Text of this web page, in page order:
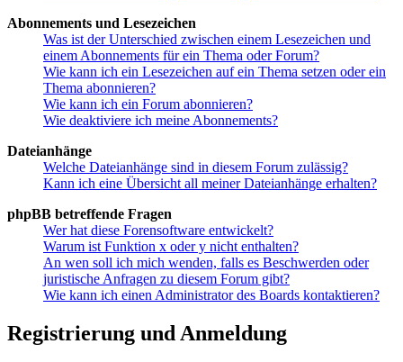
Abonnements und Lesezeichen
Was ist der Unterschied zwischen einem Lesezeichen und
einem Abonnements für ein Thema oder Forum?
Wie kann ich ein Lesezeichen auf ein Thema setzen oder ein
Thema abonnieren?
Wie kann ich ein Forum abonnieren?
Wie deaktiviere ich meine Abonnements?
Dateianhänge
Welche Dateianhänge sind in diesem Forum zulässig?
Kann ich eine Übersicht all meiner Dateianhänge erhalten?
phpBB betreffende Fragen
Wer hat diese Forensoftware entwickelt?
Warum ist Funktion x oder y nicht enthalten?
An wen soll ich mich wenden, falls es Beschwerden oder
juristische Anfragen zu diesem Forum gibt?
Wie kann ich einen Administrator des Boards kontaktieren?
Registrierung und Anmeldung